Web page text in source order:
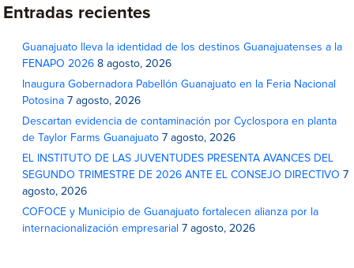
Entradas recientes
Guanajuato lleva la identidad de los destinos Guanajuatenses a la
FENAPO 2026 8 agosto, 2026
Inaugura Gobernadora Pabellón Guanajuato en la Feria Nacional
Potosina 7 agosto, 2026
Descartan evidencia de contaminación por Cyclospora en planta
de Taylor Farms Guanajuato 7 agosto, 2026
EL INSTITUTO DE LAS JUVENTUDES PRESENTA AVANCES DEL
SEGUNDO TRIMESTRE DE 2026 ANTE EL CONSEJO DIRECTIVO 7
agosto, 2026
COFOCE y Municipio de Guanajuato fortalecen alianza por la
internacionalización empresarial 7 agosto, 2026